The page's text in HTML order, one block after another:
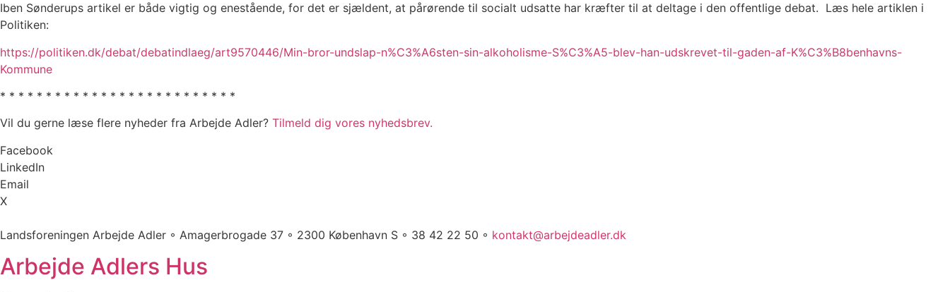
Iben Sønderups artikel er både vigtig og enestående, for det er sjældent, at pårørende til socialt udsatte har kræfter til at deltage i den offentlige debat. Læs hele artiklen i
Politiken:
https://politiken.dk/debat/debatindlaeg/art9570446/Min-bror-undslap-n%C3%A6sten-sin-alkoholisme-S%C3%A5-blev-han-udskrevet-til-gaden-af-K%C3%B8benhavns-
Kommune
* * * * * * * * * * * * * * * * * * * * * * * * * *
Vil du gerne læse flere nyheder fra Arbejde Adler? Tilmeld dig vores nyhedsbrev.
Facebook
LinkedIn
Email
X
Landsforeningen Arbejde Adler ◦ Amagerbrogade 37 ◦ 2300 København S ◦ 38 42 22 50 ◦ kontakt@arbejdeadler.dk
Arbejde Adlers Hus